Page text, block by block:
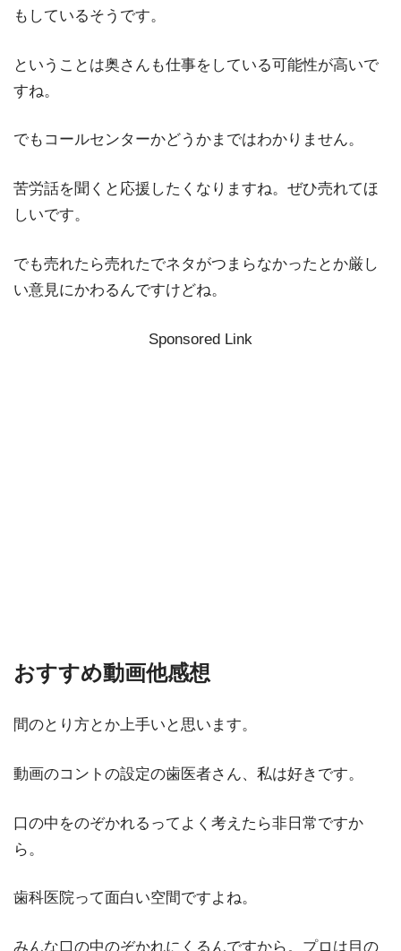
もしているそうです。
ということは奥さんも仕事をしている可能性が高いで
すね。
でもコールセンターかどうかまではわかりません。
苦労話を聞くと応援したくなりますね。ぜひ売れてほ
しいです。
でも売れたら売れたでネタがつまらなかったとか厳し
い意見にかわるんですけどね。
Sponsored Link
おすすめ動画他感想
間のとり方とか上手いと思います。
動画のコントの設定の歯医者さん、私は好きです。
口の中をのぞかれるってよく考えたら非日常ですか
ら。
歯科医院って面白い空間ですよね。
みんな口の中のぞかれにくるんですから。プロは目の